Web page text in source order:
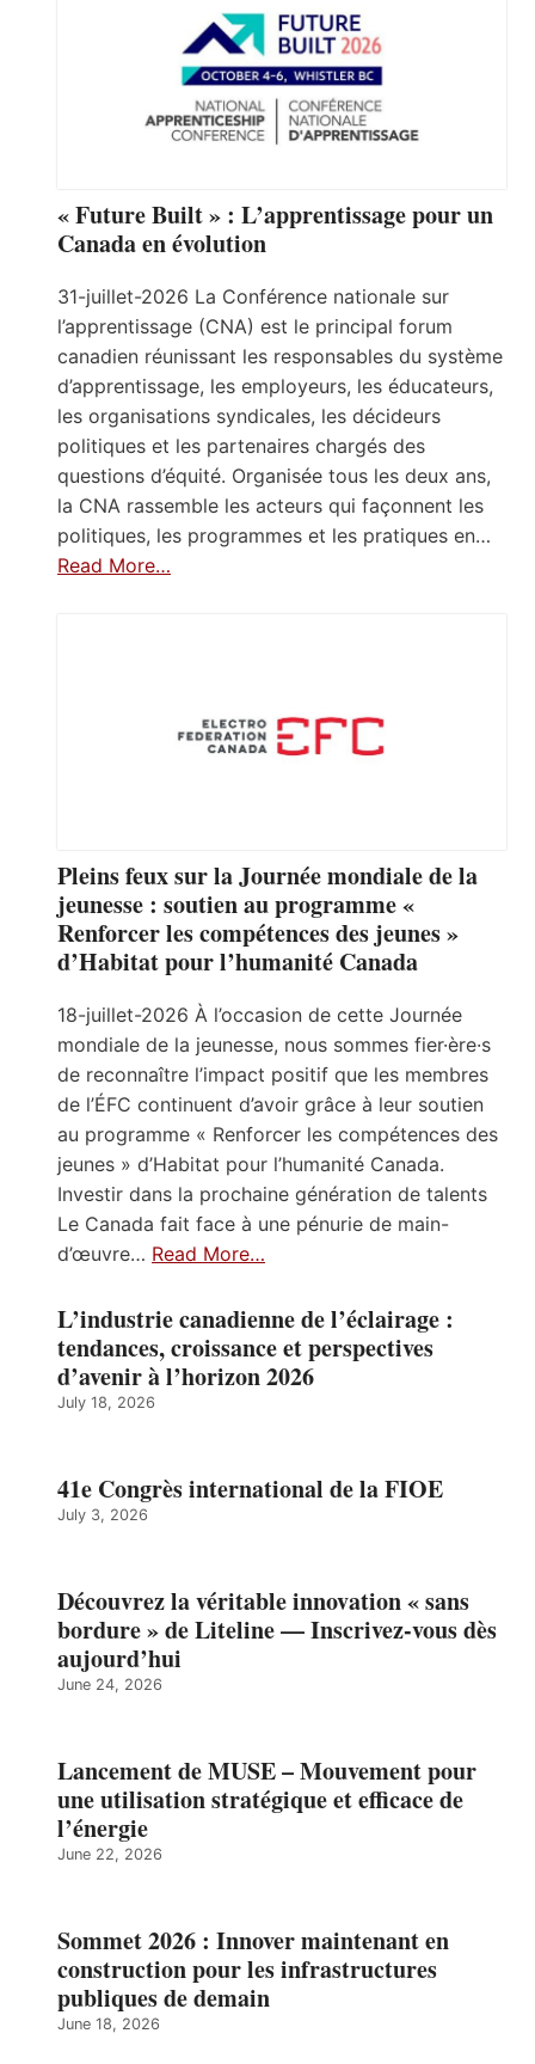
« Future Built » : L’apprentissage pour un
Canada en évolution
31-juillet-2026 La Conférence nationale sur
l’apprentissage (CNA) est le principal forum
canadien réunissant les responsables du système
d’apprentissage, les employeurs, les éducateurs,
les organisations syndicales, les décideurs
politiques et les partenaires chargés des
questions d’équité. Organisée tous les deux ans,
la CNA rassemble les acteurs qui façonnent les
politiques, les programmes et les pratiques en…
Read More…
Pleins feux sur la Journée mondiale de la
jeunesse : soutien au programme «
Renforcer les compétences des jeunes »
d’Habitat pour l’humanité Canada
18-juillet-2026 À l’occasion de cette Journée
mondiale de la jeunesse, nous sommes fier·ère·s
de reconnaître l’impact positif que les membres
de l’ÉFC continuent d’avoir grâce à leur soutien
au programme « Renforcer les compétences des
jeunes » d’Habitat pour l’humanité Canada.
Investir dans la prochaine génération de talents
Le Canada fait face à une pénurie de main-
d’œuvre… Read More…
L’industrie canadienne de l’éclairage :
tendances, croissance et perspectives
d’avenir à l’horizon 2026
July 18, 2026
41e Congrès international de la FIOE
July 3, 2026
Découvrez la véritable innovation « sans
bordure » de Liteline — Inscrivez-vous dès
aujourd’hui
June 24, 2026
Lancement de MUSE – Mouvement pour
une utilisation stratégique et efficace de
l’énergie
June 22, 2026
Sommet 2026 : Innover maintenant en
construction pour les infrastructures
publiques de demain
June 18, 2026